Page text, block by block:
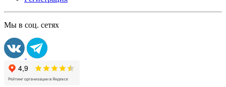
Мы в соц. сетях